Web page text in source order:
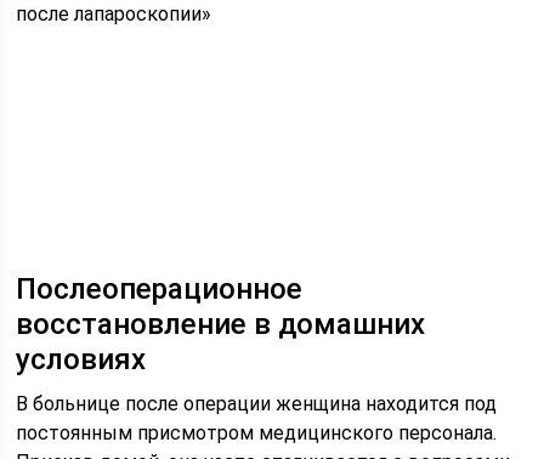
после лапароскопии»
Послеоперационное
восстановление в домашних
условиях
В больнице после операции женщина находится под
постоянным присмотром медицинского персонала.